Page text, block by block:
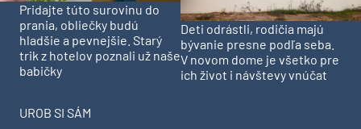
Pridajte túto surovinu do
prania, obliečky budú
hladšie a pevnejšie. Starý
trik z hotelov poznali už naše
babičky
Deti odrástli, rodičia majú
bývanie presne podľa seba.
V novom dome je všetko pre
ich život i návštevy vnúčat
UROB SI SÁM